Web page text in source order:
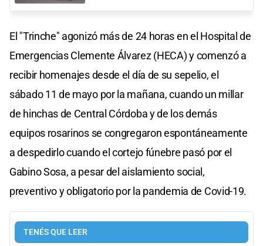
El "Trinche" agonizó más de 24 horas en el Hospital de
Emergencias Clemente Álvarez (HECA) y comenzó a
recibir homenajes desde el día de su sepelio, el
sábado 11 de mayo por la mañana, cuando un millar
de hinchas de Central Córdoba y de los demás
equipos rosarinos se congregaron espontáneamente
a despedirlo cuando el cortejo fúnebre pasó por el
Gabino Sosa, a pesar del aislamiento social,
preventivo y obligatorio por la pandemia de Covid-19.
TENÉS QUE LEER